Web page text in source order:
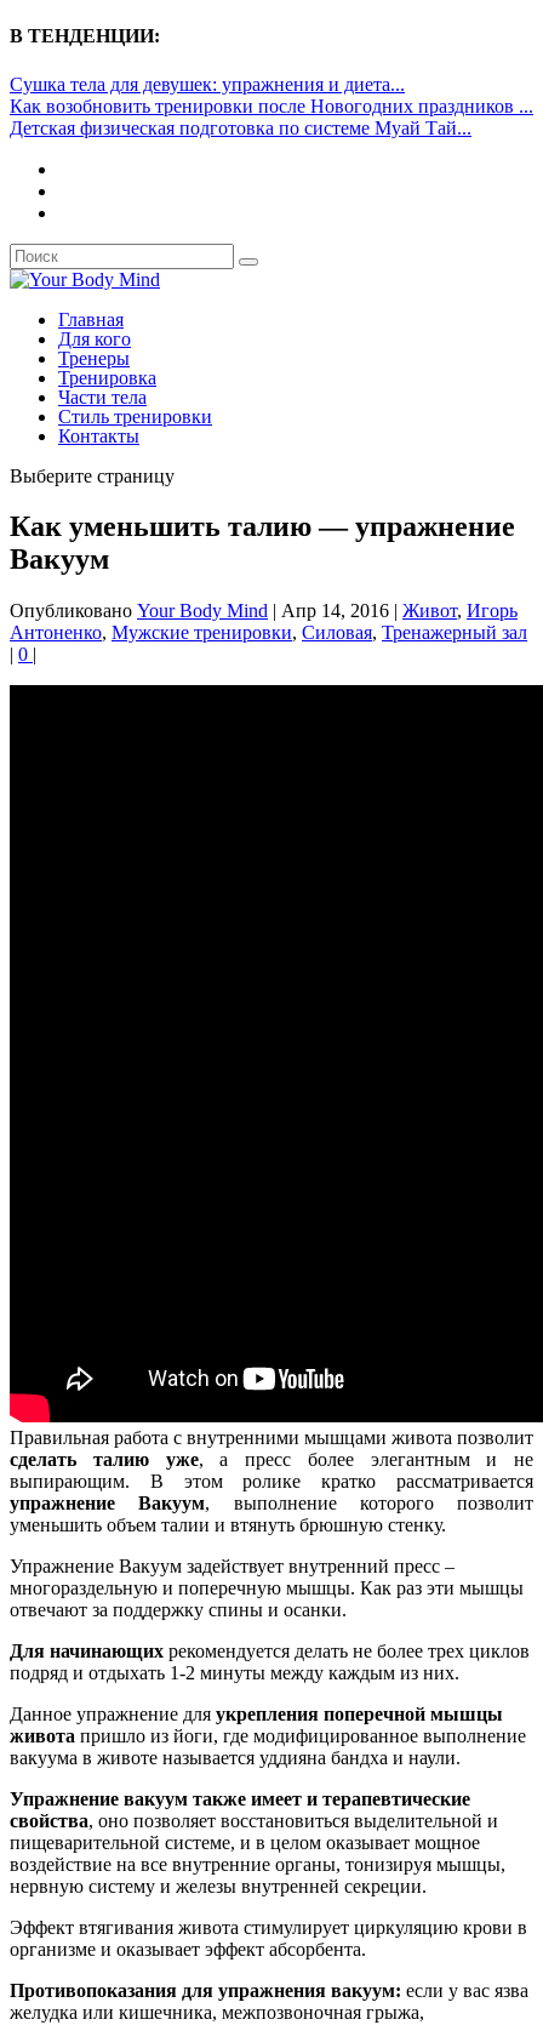
В ТЕНДЕНЦИИ:
Сушка тела для девушек: упражнения и диета...
Как возобновить тренировки после Новогодних праздников ...
Детская физическая подготовка по системе Муай Тай...
Главная
Для кого
Тренеры
Тренировка
Части тела
Стиль тренировки
Контакты
Выберите страницу
Как уменьшить талию — упражнение
Вакуум
Опубликовано Your Body Mind | Апр 14, 2016 | Живот, Игорь
Антоненко, Мужские тренировки, Силовая, Тренажерный зал
| 0 |
Правильная работа с внутренними мышцами живота позволит
сделать талию уже, а пресс более элегантным и не
выпирающим. В этом ролике кратко рассматривается
упражнение Вакуум, выполнение которого позволит
уменьшить объем талии и втянуть брюшную стенку.
Упражнение Вакуум задействует внутренний пресс –
многораздельную и поперечную мышцы. Как раз эти мышцы
отвечают за поддержку спины и осанки.
Для начинающих рекомендуется делать не более трех циклов
подряд и отдыхать 1-2 минуты между каждым из них.
Данное упражнение для укрепления поперечной мышцы
живота пришло из йоги, где модифицированное выполнение
вакуума в животе называется уддияна бандха и наули.
Упражнение вакуум также имеет и терапевтические
свойства, оно позволяет восстановиться выделительной и
пищеварительной системе, и в целом оказывает мощное
воздействие на все внутренние органы, тонизируя мышцы,
нервную систему и железы внутренней секреции.
Эффект втягивания живота стимулирует циркуляцию крови в
организме и оказывает эффект абсорбента.
Противопоказания для упражнения вакуум: если у вас язва
желудка или кишечника, межпозвоночная грыжа,